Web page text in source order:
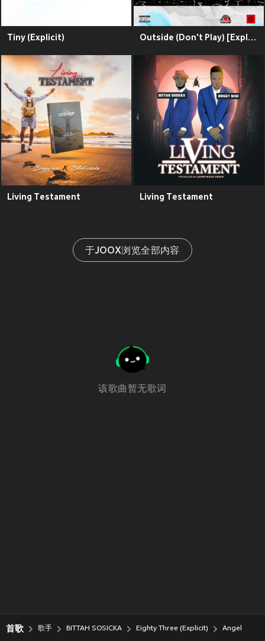
Tiny (Explicit) Outside (Don't Play) [Explicit]
Living Testament Living Testament
于JOOX浏览全部内容
该歌曲暂无歌词
首歌 歌手 BITTAH SOSICKA Eighty Three (Explicit) Angel